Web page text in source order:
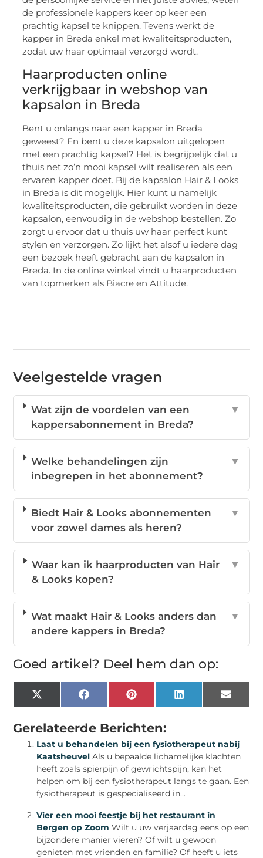
de professionele kappers keer op keer een
prachtig kapsel te knippen. Tevens werkt de
kapper in Breda enkel met kwaliteitsproducten,
zodat uw haar optimaal verzorgd wordt.
Haarproducten online
verkrijgbaar in webshop van
kapsalon in Breda
Bent u onlangs naar een kapper in Breda
geweest? En bent u deze kapsalon uitgelopen
met een prachtig kapsel? Het is begrijpelijk dat u
thuis net zo’n mooi kapsel wilt realiseren als een
ervaren kapper doet. Bij de kapsalon Hair & Looks
in Breda is dit mogelijk. Hier kunt u namelijk
kwaliteitsproducten, die gebruikt worden in deze
kapsalon, eenvoudig in de webshop bestellen. Zo
zorgt u ervoor dat u thuis uw haar perfect kunt
stylen en verzorgen. Zo lijkt het alsof u iedere dag
een bezoek heeft gebracht aan de kapsalon in
Breda. In de online winkel vindt u haarproducten
van topmerken als Biacre en Attitude.
Veelgestelde vragen
Wat zijn de voordelen van een
kappersabonnement in Breda?
▼
Welke behandelingen zijn
inbegrepen in het abonnement?
▼
Biedt Hair & Looks abonnementen
voor zowel dames als heren?
▼
Waar kan ik haarproducten van Hair
& Looks kopen?
▼
Wat maakt Hair & Looks anders dan
andere kappers in Breda?
▼
Goed artikel? Deel hem dan op:
X
(Twitter)
FacebookPinterestLinkedInEmail
Gerelateerde Berichten:
Laat u behandelen bij een fysiotherapeut nabij
Kaatsheuvel Als u bepaalde lichamelijke klachten
heeft zoals spierpijn of gewrichtspijn, kan het
helpen om bij een fysiotherapeut langs te gaan. Een
fysiotherapeut is gespecialiseerd in...
Vier een mooi feestje bij het restaurant in
Bergen op Zoom Wilt u uw verjaardag eens op een
bijzondere manier vieren? Of wilt u gewoon
genieten met vrienden en familie? Of heeft u iets